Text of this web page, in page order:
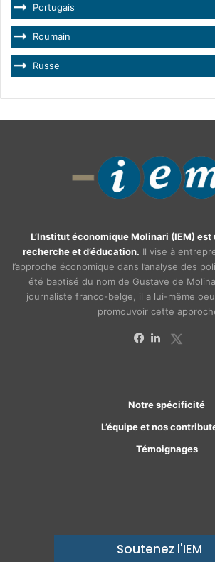
Portugais
Roumain
Russe
L’Institut économique Molinari (IEM) est
recherche et d’éducation. Il vise à
l’approche économique dans l’analyse des
été baptisé du nom de Gustave de
journaliste franco-belge, il a lui-même
promouvoir cette
Notre spécificité
L’équipe et nos
Témoignages
Soutenez l'IEM